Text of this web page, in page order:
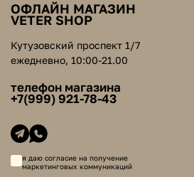
ОФЛАЙН МАГАЗИН
VETER SHOP
Кутузовский проспект 1/7
ежедневно, 10:00-21.00
телефон магазина
+7(999) 921-78-43
я даю согласие на получение
маркетинговых коммуникаций